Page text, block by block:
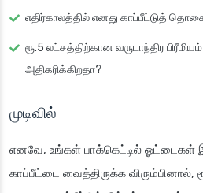
எதிர்காலத்தில் எனது காப்பீட்டுத்
ரூ.5 லட்சத்திற்கான வருடாந்திர
அதிகரிக்கிறதா?
முடிவில்
எனவே, உங்கள் பாக்கெட்டில் ஓட்டைகள்
காப்பீட்டை வைத்திருக்க